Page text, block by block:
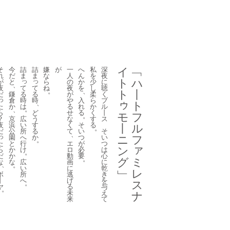
﹁
ハ
ト
フ
ル
フ
ァ
ミ
レ
ス
ナ
イ
ト
ト
ゥ
モ
ニ
ン
グ
﹂
深
夜
に
聴
く
ブ
ル
ス
そ
い
つ
は
心
に
乾
き
を
与
え
て
私
を
少
し
柔
ら
か
く
す
る。
へ
ん
か
を、
入
れ
る。
そ
い
つ
が
必
要。
一
人
の
夜
が
や
る
せ
な
く
て、
エ
ロ
動
画
に
逃
げ
る
未
来
が
嫌
な
ら
ね。
詰
ま
っ
て
る
時、
ど
う
す
る
か。
詰
ま
っ
て
る
時
は。
広
い
所
へ
行
け。
広
い
所
へ。
今
だ
と、
鎌
倉
か、
京
浜
公
園
と
か
か
な。
、
。